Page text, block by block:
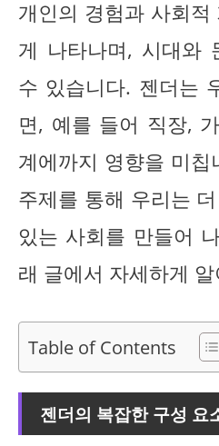
개인의 경험과 사회
게 나타나며, 시대와
수 있습니다. 젠더는
면, 예를 들어 직장,
계에까지 영향을 미
주제를 통해 우리는
있는 사회를 만들어
래 글에서 자세하게
Table of Contents
젠더의 복잡한 구성 요